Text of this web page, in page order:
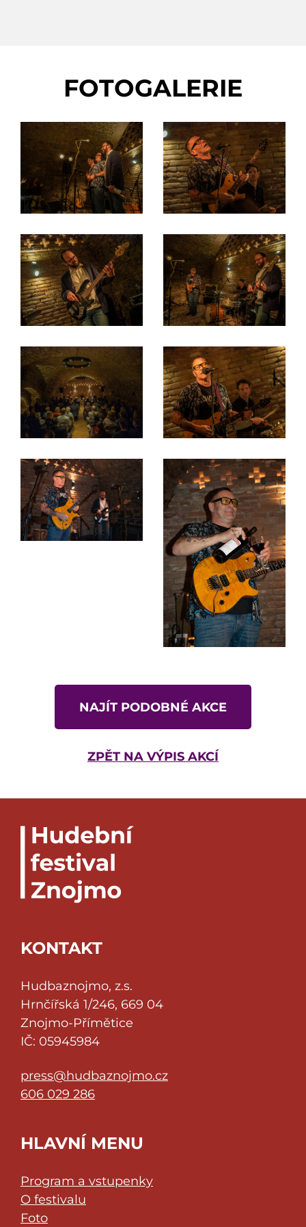
FOTOGALERIE
NAJÍT PODOBNÉ AKCE
ZPĚT NA VÝPIS AKCÍ
KONTAKT
Hudbaznojmo, z.s.
Hrnčířská 1/246, 669 04
Znojmo-Přímětice
IČ: 05945984
press@hudbaznojmo.cz
606 029 286
HLAVNÍ MENU
Program a vstupenky
O festivalu
Foto